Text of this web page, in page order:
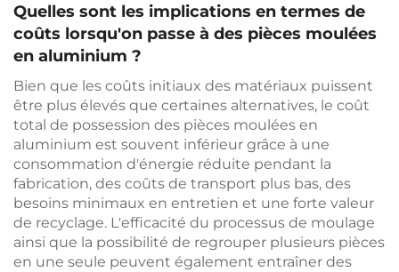
Quelles sont les implications en termes de
coûts lorsqu'on passe à des pièces moulées
en aluminium ?
Bien que les coûts initiaux des matériaux puissent
être plus élevés que certaines alternatives, le coût
total de possession des pièces moulées en
aluminium est souvent inférieur grâce à une
consommation d'énergie réduite pendant la
fabrication, des coûts de transport plus bas, des
besoins minimaux en entretien et une forte valeur
de recyclage. L'efficacité du processus de moulage
ainsi que la possibilité de regrouper plusieurs pièces
en une seule peuvent également entraîner des